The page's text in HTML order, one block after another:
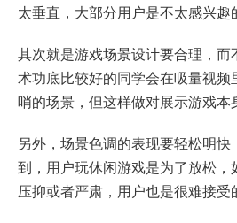
太垂直，大部分用户是不太感兴趣
其次就是游戏场景设计要合理，而
术功底比较好的同学会在吸量视频
哨的场景，但这样做对展示游戏本
另外，场景色调的表现要轻松明快
到，用户玩休闲游戏是为了放松，
压抑或者严肃，用户也是很难接受